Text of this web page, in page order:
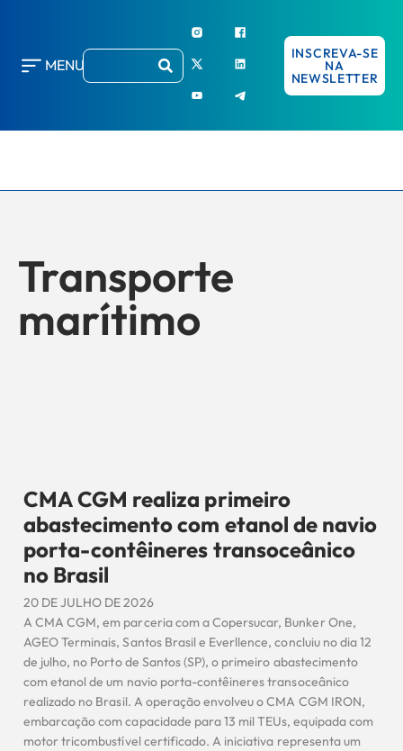
MENU
INSCREVA-SE
NA
NEWSLETTER
Transporte
marítimo
CMA CGM realiza primeiro
abastecimento com etanol de navio
porta-contêineres transoceânico
no Brasil
20 DE JULHO DE 2026
A CMA CGM, em parceria com a Copersucar, Bunker One,
AGEO Terminais, Santos Brasil e Everllence, concluiu no dia 12
de julho, no Porto de Santos (SP), o primeiro abastecimento
com etanol de um navio porta-contêineres transoceânico
realizado no Brasil. A operação envolveu o CMA CGM IRON,
embarcação com capacidade para 13 mil TEUs, equipada com
motor tricombustível certificado. A iniciativa representa um